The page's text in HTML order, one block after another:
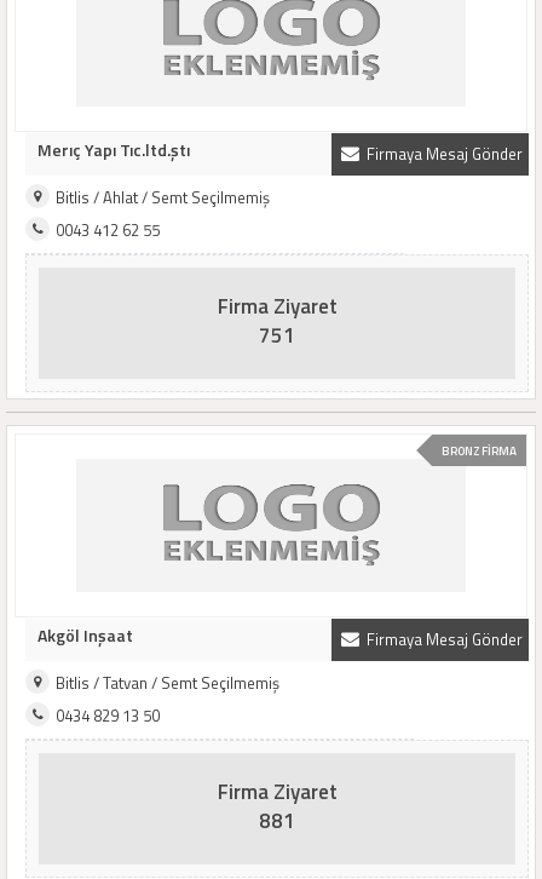
Firmaya Mesaj Gönder
Merıç Yapı Tıc.ltd.ştı
Bitlis / Ahlat / Semt Seçilmemiş
0043 412 62 55
Firma Ziyaret
751
BRONZ FİRMA
Firmaya Mesaj Gönder
Akgöl Inşaat
Bitlis / Tatvan / Semt Seçilmemiş
0434 829 13 50
Firma Ziyaret
881